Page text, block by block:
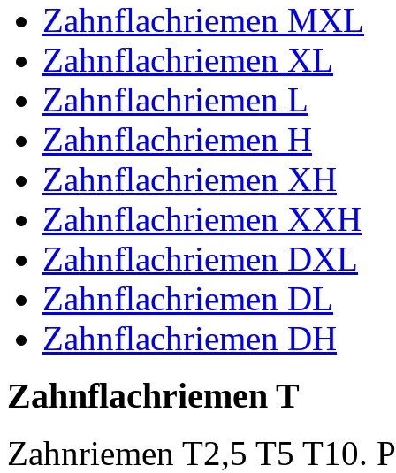
Zahnflachriemen MXL
Zahnflachriemen XL
Zahnflachriemen L
Zahnflachriemen H
Zahnflachriemen XH
Zahnflachriemen XXH
Zahnflachriemen DXL
Zahnflachriemen DL
Zahnflachriemen DH
Zahnflachriemen T
Zahnriemen T2,5 T5 T10.